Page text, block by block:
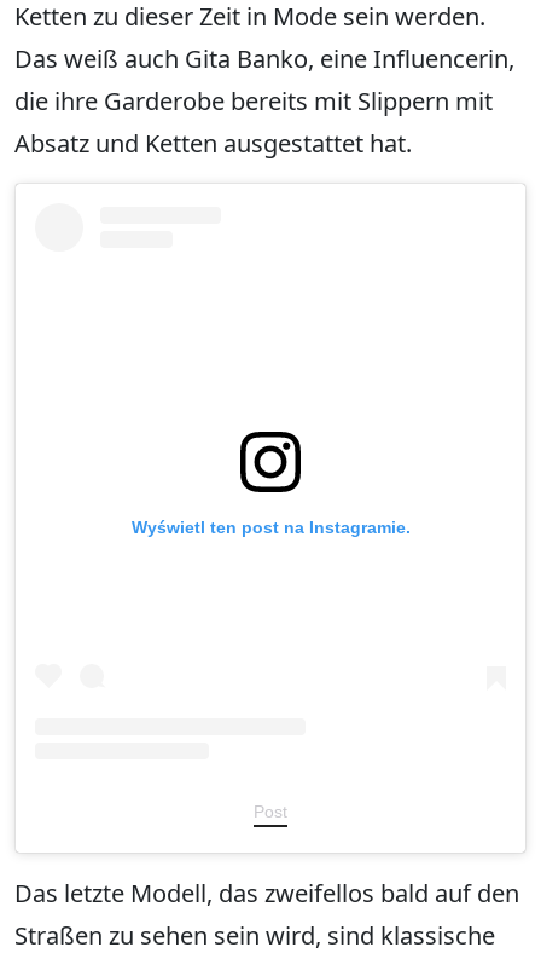
Ketten zu dieser Zeit in Mode sein werden.
Das weiß auch Gita Banko, eine Influencerin,
die ihre Garderobe bereits mit Slippern mit
Absatz und Ketten ausgestattet hat.
Wyświetl ten post na Instagramie.
Post
Das letzte Modell, das zweifellos bald auf den
Straßen zu sehen sein wird, sind klassische